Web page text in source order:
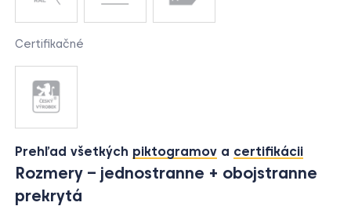
Certifikačné
Prehľad všetkých piktogramov a certifikácii
Rozmery – jednostranne + obojstranne
prekrytá